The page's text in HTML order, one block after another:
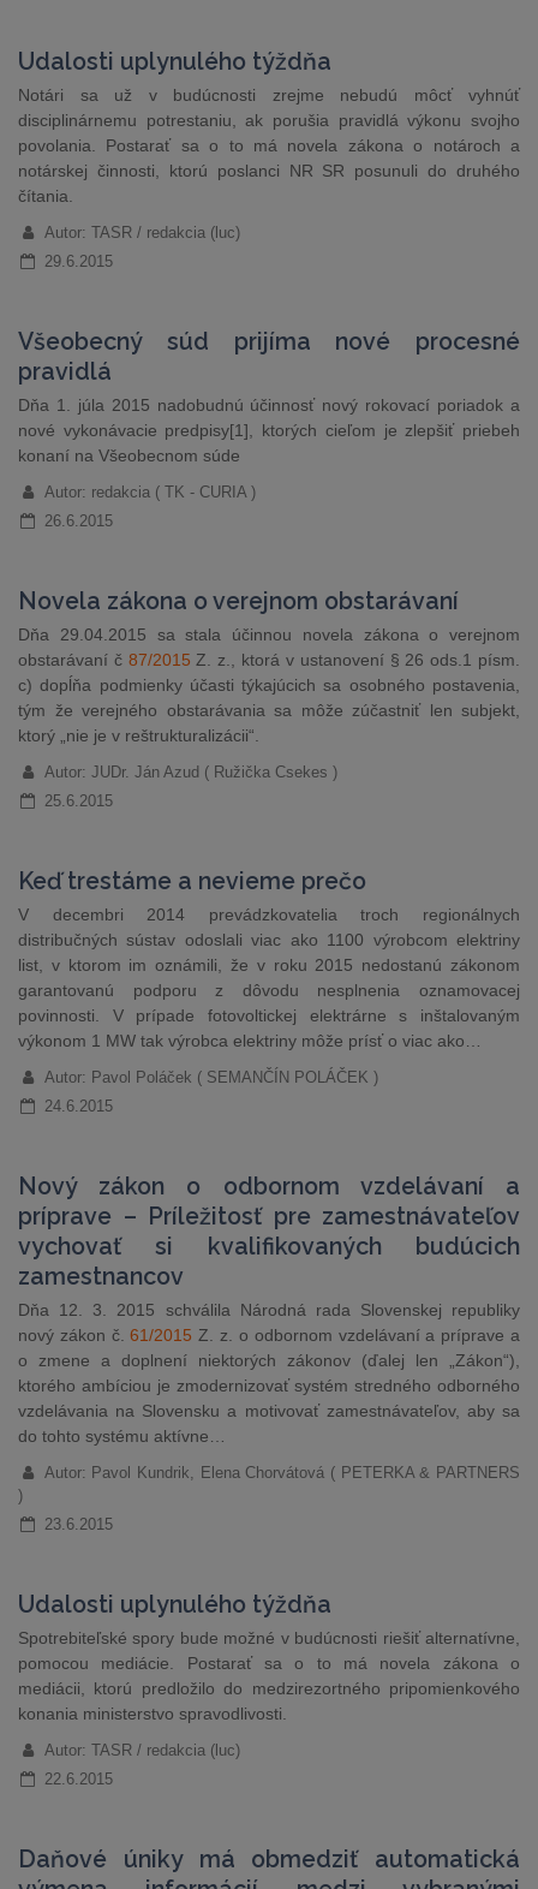
Udalosti uplynulého týždňa
Notári sa už v budúcnosti zrejme nebudú môcť vyhnúť
disciplinárnemu potrestaniu, ak porušia pravidlá výkonu svojho
povolania. Postarať sa o to má novela zákona o notároch a
notárskej činnosti, ktorú poslanci NR SR posunuli do druhého
čítania.
Autor: TASR / redakcia (luc)
29.6.2015
Všeobecný súd prijíma nové procesné
pravidlá
Dňa 1. júla 2015 nadobudnú účinnosť nový rokovací poriadok a
nové vykonávacie predpisy[1], ktorých cieľom je zlepšiť priebeh
konaní na Všeobecnom súde
Autor: redakcia ( TK - CURIA )
26.6.2015
Novela zákona o verejnom obstarávaní
Dňa 29.04.2015 sa stala účinnou novela zákona o verejnom
obstarávaní č 87/2015 Z. z., ktorá v ustanovení § 26 ods.1 písm.
c) dopĺňa podmienky účasti týkajúcich sa osobného postavenia,
tým že verejného obstarávania sa môže zúčastniť len subjekt,
ktorý „nie je v reštrukturalizácii“.
Autor: JUDr. Ján Azud ( Ružička Csekes )
25.6.2015
Keď trestáme a nevieme prečo
V decembri 2014 prevádzkovatelia troch regionálnych
distribučných sústav odoslali viac ako 1100 výrobcom elektriny
list, v ktorom im oznámili, že v roku 2015 nedostanú zákonom
garantovanú podporu z dôvodu nesplnenia oznamovacej
povinnosti. V prípade fotovoltickej elektrárne s inštalovaným
výkonom 1 MW tak výrobca elektriny môže prísť o viac ako…
Autor: Pavol Poláček ( SEMANČÍN POLÁČEK )
24.6.2015
Nový zákon o odbornom vzdelávaní a
príprave – Príležitosť pre zamestnávateľov
vychovať si kvalifikovaných budúcich
zamestnancov
Dňa 12. 3. 2015 schválila Národná rada Slovenskej republiky
nový zákon č.61/2015 Z. z. o odbornom vzdelávaní a príprave a
o zmene a doplnení niektorých zákonov (ďalej len „Zákon“),
ktorého ambíciou je zmodernizovať systém stredného odborného
vzdelávania na Slovensku a motivovať zamestnávateľov, aby sa
do tohto systému aktívne…
Autor: Pavol Kundrik, Elena Chorvátová ( PETERKA & PARTNERS
)
23.6.2015
Udalosti uplynulého týždňa
Spotrebiteľské spory bude možné v budúcnosti riešiť alternatívne,
pomocou mediácie. Postarať sa o to má novela zákona o
mediácii, ktorú predložilo do medzirezortného pripomienkového
konania ministerstvo spravodlivosti.
Autor: TASR / redakcia (luc)
22.6.2015
Daňové úniky má obmedziť automatická